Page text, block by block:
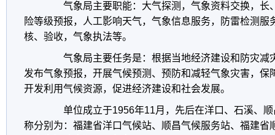
气象局主要职能：大气探测，气象资料交换，长
险等级预报，人工影响天气，气象信息服务，防雷检测服
核、验收，气象执法等。
气象局主要任务是：根据当地经济建设和防灾减
发布气象预报，开展气候预测、预防和减轻气象灾害，保
开发利用气候资源，促进经济建设和社会发展。
单位成立于1956年11月，先后在洋口、石溪、顺
称分别为：福建省洋口气候站、顺昌气候服务站、福建省